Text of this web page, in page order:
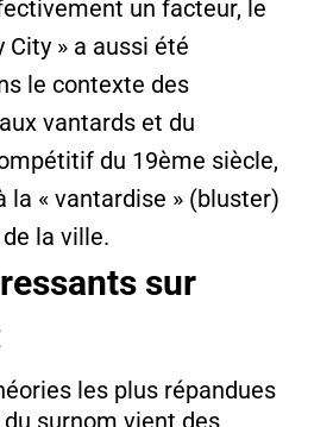
un facteur, le
City » a aussi été
le contexte des
vantards et du
du 19ème siècle,
la « vantardise » (bluster)
la ville.
sur
les plus répandues
du surnom vient des